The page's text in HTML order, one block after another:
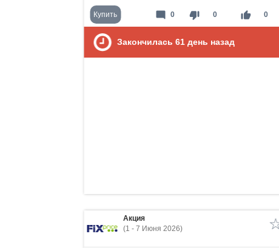
Купить thumb_down 0 thumb_up 0
mode_comment 0
Закончилась 61 день назад
Акция
(1 - 7 Июня 2026)